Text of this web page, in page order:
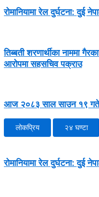
रोमानियामा रेल दुर्घटना: दुई
तिब्बती शरणार्थीका नाममा
आरोपमा सहसचिव पक्राउ
आज २०८३ साल साउन १९ गते
लोकप्रिय २४ घण्टा
रोमानियामा रेल दुर्घटना: दुई